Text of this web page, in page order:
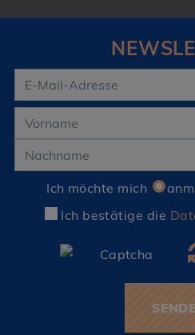
Ich möchte mich
Ich bestätige die